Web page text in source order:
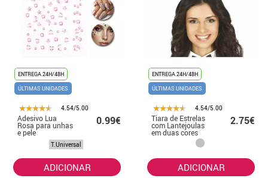
ENTREGA 24H/48H
ÚLTIMAS UNIDADES
4.54/5.00
Adesivo Lua
Rosa para unhas
e pele
0.99€
T.Universal
ADICIONAR
ENTREGA 24H/48H
ÚLTIMAS UNIDADES
4.54/5.00
Tiara de Estrelas
com Lantejoulas
em duas cores
2.75€
ADICIONAR